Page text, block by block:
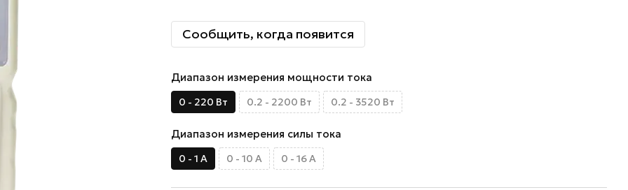
Сообщить, когда появится
Диапазон измерения мощности тока
0 - 220 Вт 0.2 - 2200 Вт 0.2 - 3520 Вт
Диапазон измерения силы тока
0 - 1 А 0 - 10 А 0 - 16 А